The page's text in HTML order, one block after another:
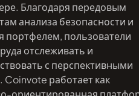
Благодаря передовым
анализа безопасности и
портфелем, пользователи
отслеживать и
с перспективными
Coinvote работает как